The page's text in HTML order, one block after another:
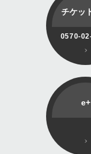
チケッ
0570-
e+